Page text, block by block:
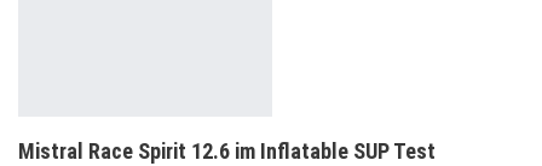
Mistral Race Spirit 12.6 im Inflatable SUP Test